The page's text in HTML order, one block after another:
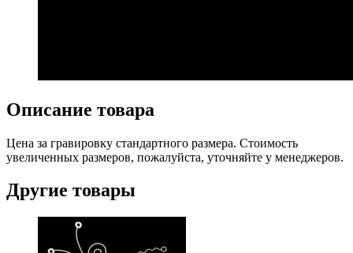
Описание товара
Цена за гравировку стандартного размера. Стоимость
увеличенных размеров, пожалуйста, уточняйте у менеджеров.
Другие товары